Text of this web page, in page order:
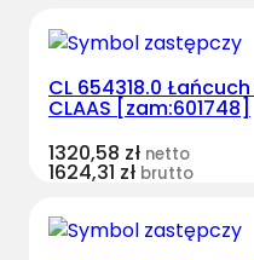
CL 654318.0
CLAAS [zam:601748]
1320,58 zł netto
1624,31 zł brutto